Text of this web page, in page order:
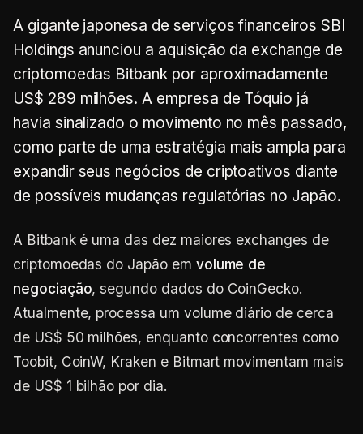
A gigante japonesa de serviços financeiros SBI
Holdings anunciou a aquisição da exchange de
criptomoedas Bitbank por aproximadamente
US$ 289 milhões. A empresa de Tóquio já
havia sinalizado o movimento no mês passado,
como parte de uma estratégia mais ampla para
expandir seus negócios de criptoativos diante
de possíveis mudanças regulatórias no Japão.
A Bitbank é uma das dez maiores exchanges de
criptomoedas do Japão em volume de
negociação, segundo dados do CoinGecko.
Atualmente, processa um volume diário de cerca
de US$ 50 milhões, enquanto concorrentes como
Toobit, CoinW, Kraken e Bitmart movimentam mais
de US$ 1 bilhão por dia.